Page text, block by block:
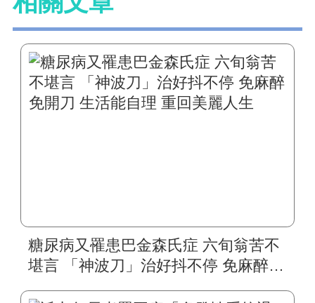
糖尿病又罹患巴金森氏症 六旬翁苦不
堪言 「神波刀」治好抖不停 免麻醉免